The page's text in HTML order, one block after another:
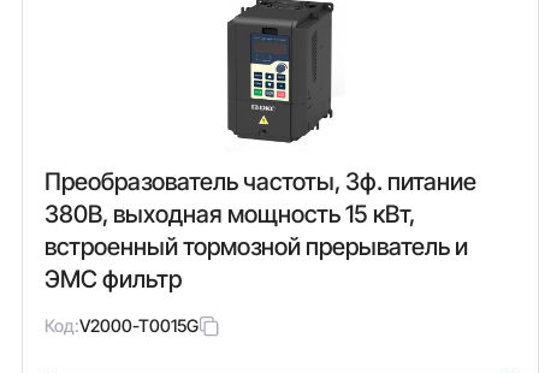
Преобразователь частоты, 3ф. питание
380В, выходная мощность 15 кВт,
встроенный тормозной прерыватель и
ЭМС фильтр
Код:V2000-T0015G